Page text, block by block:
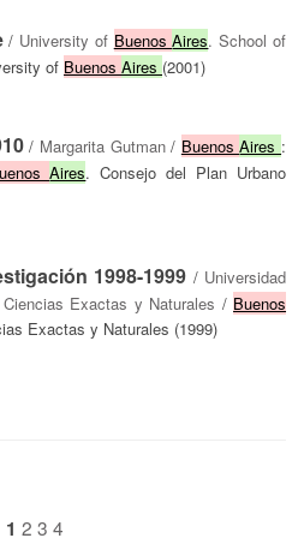
/ University of BuenosAires. School of
of Buenos Aires (2001)
/ Margarita Gutman/ BuenosAires :
Aires. Consejo del Plan Urbano
1998-1999 / Universidad
Exactas y Naturales / Buenos
Exactas y Naturales (1999)
1 2 3 4